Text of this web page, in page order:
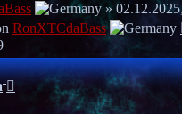
»
RonXTCdaBass